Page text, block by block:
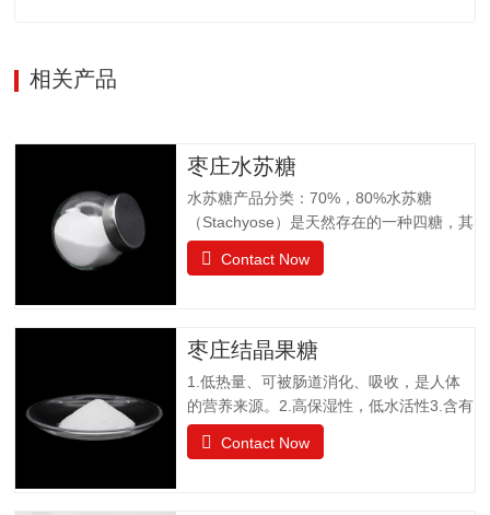
相关产品
枣庄水苏糖
水苏糖产品分类：70%，80%水苏糖
（Stachyose）是天然存在的一种四糖，其
结构有两个半乳糖、一个葡萄糖和一个果
糖组成。是一种非还原性功能低聚糖，水
口感清爽，无异味；作为普通食品生产经
营。物理特性：甜度为蔗糖的22%易溶于
水，溶解度为130g（20℃），不同于乙
醚、乙醇等有机溶剂保湿性和吸湿性均小
于蔗糖，但高于高果糖浆渗透压与蔗糖相
差不大水苏糖没有还原性可添加在液体食
Contact Now
枣庄结晶果糖
1.低热量、可被肠道消化、吸收，是人体
的营养来源。2.高保湿性，低水活性3.含有
醛基，可发生美拉德反应，使烘焙食品上
色。 4.冰点降低能力5.不易结晶性6.与其
Contact Now